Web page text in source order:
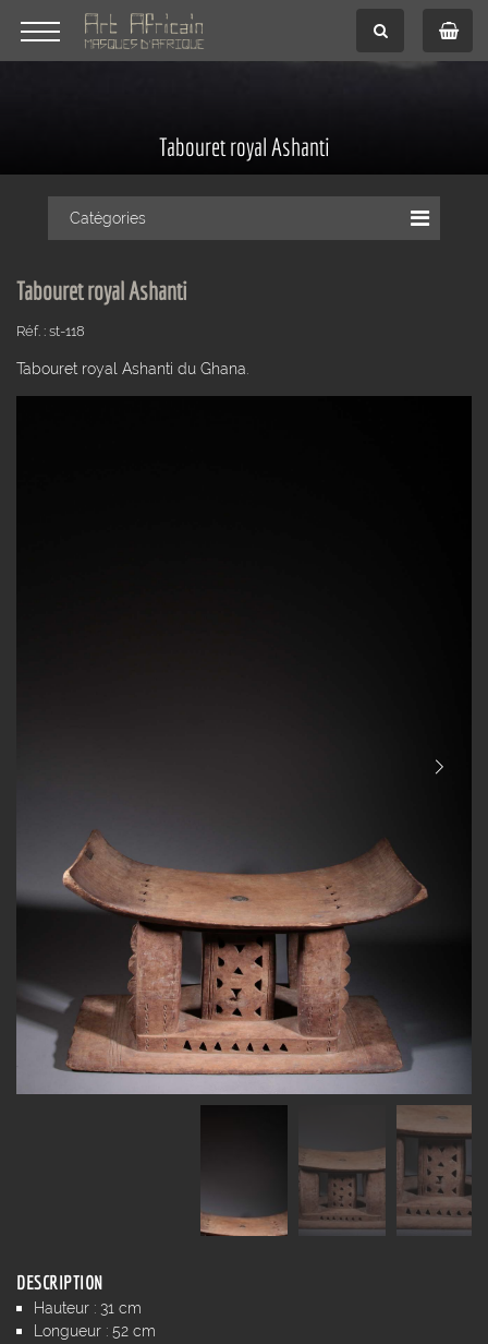
Tabouret royal Ashanti
Catégories
Tabouret royal Ashanti
Réf. : st-118
Tabouret royal Ashanti du Ghana.
DESCRIPTION
Hauteur : 31 cm
Longueur : 52 cm